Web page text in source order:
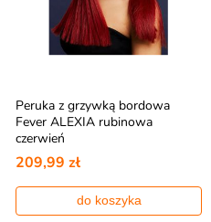
Peruka z grzywką bordowa
Fever ALEXIA rubinowa
czerwień
209,99 zł
do koszyka